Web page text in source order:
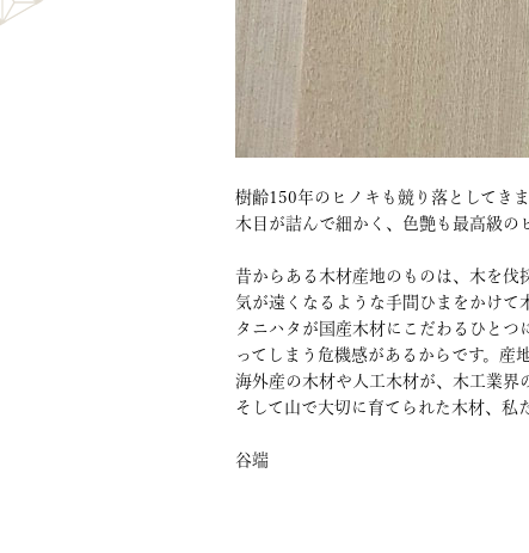
樹齢150年のヒノキも競り落としてきま
木目が詰んで細かく、色艶も最高級の
昔からある木材産地のものは、木を伐
気が遠くなるような手間ひまをかけて
タニハタが国産木材にこだわるひとつ
ってしまう危機感があるからです。産
海外産の木材や人工木材が、木工業界
そして山で大切に育てられた木材、
谷端